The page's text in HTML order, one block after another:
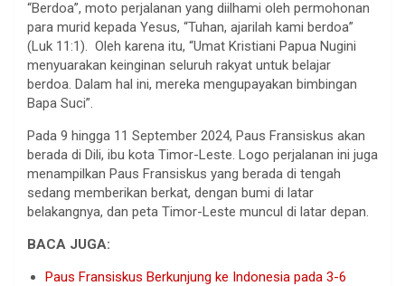
“Berdoa”, moto perjalanan yang diilhami oleh permohonan
para murid kepada Yesus, “Tuhan, ajarilah kami berdoa”
(Luk 11:1). Oleh karena itu, “Umat Kristiani Papua Nugini
menyuarakan keinginan seluruh rakyat untuk belajar
berdoa. Dalam hal ini, mereka mengupayakan bimbingan
Bapa Suci”.
Pada 9 hingga 11 September 2024, Paus Fransiskus akan
berada di Dili, ibu kota Timor-Leste. Logo perjalanan ini juga
menampilkan Paus Fransiskus yang berada di tengah
sedang memberikan berkat, dengan bumi di latar
belakangnya, dan peta Timor-Leste muncul di latar depan.
BACA JUGA:
Paus Fransiskus Berkunjung ke Indonesia pada 3-6